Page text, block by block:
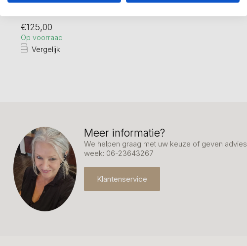
€125,00
Op voorraad
Vergelijk
Meer informatie?
We helpen graag met uw keuze of geven
week: 06-23643267
Klantenservice